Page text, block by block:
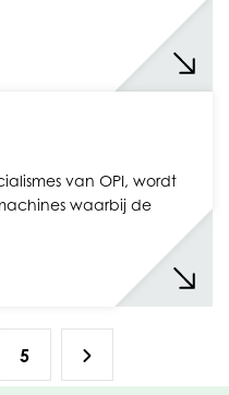
van OPI, wordt
waarbij de
5